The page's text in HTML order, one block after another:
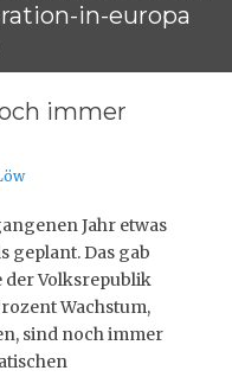
in-europa
immer
Jahr etwas
geplant. Das gab
der Volksrepublik
Wachstum,
sind noch immer